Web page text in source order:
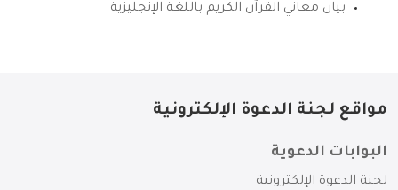
بيان معاني القرآن الكريم باللغة الإنجليزية
مواقع لجنة الدعوة الإلكترونية
البوابات الدعوية
لجنة الدعوة الإلكترونية